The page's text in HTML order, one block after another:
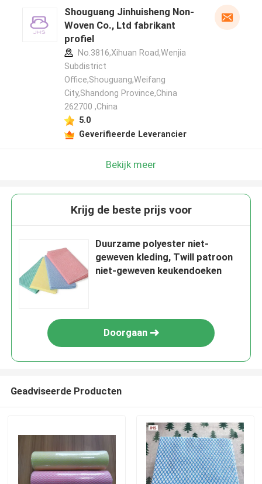
Shouguang Jinhuisheng Non-
Woven Co., Ltd fabrikant
profiel
No.3816,Xihuan Road,Wenjia
Subdistrict
Office,Shouguang,Weifang
City,Shandong Province,China
262700 ,China
5.0
Geverifieerde Leverancier
Bekijk meer
Krijg de beste prijs voor
Duurzame polyester niet-
geweven kleding, Twill patroon
niet-geweven keukendoeken
Doorgaan
Geadviseerde Producten